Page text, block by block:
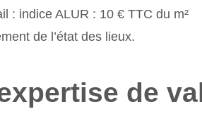
: indice ALUR : 10 € TTC du m²
de l’état des lieux.
de